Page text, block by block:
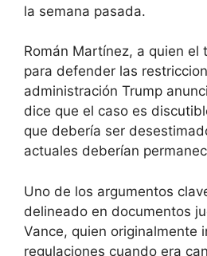
la semana pasada.
Román Martínez, a quien el
para defender las
administración Trump
dice que el caso es
que debería ser
actuales deberían
Uno de los argumentos
delineado en documentos
Vance, quien originalmente
regulaciones cuando era